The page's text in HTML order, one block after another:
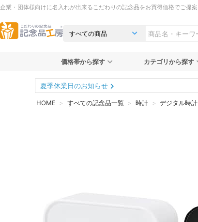
企業・団体様向けに名入れが出来るこだわりの記念品をお買得価格でご提案
価格帯から探す カテゴリから探す
夏季休業日のお知らせ
HOME すべての記念品一覧 時計 デジタル時計